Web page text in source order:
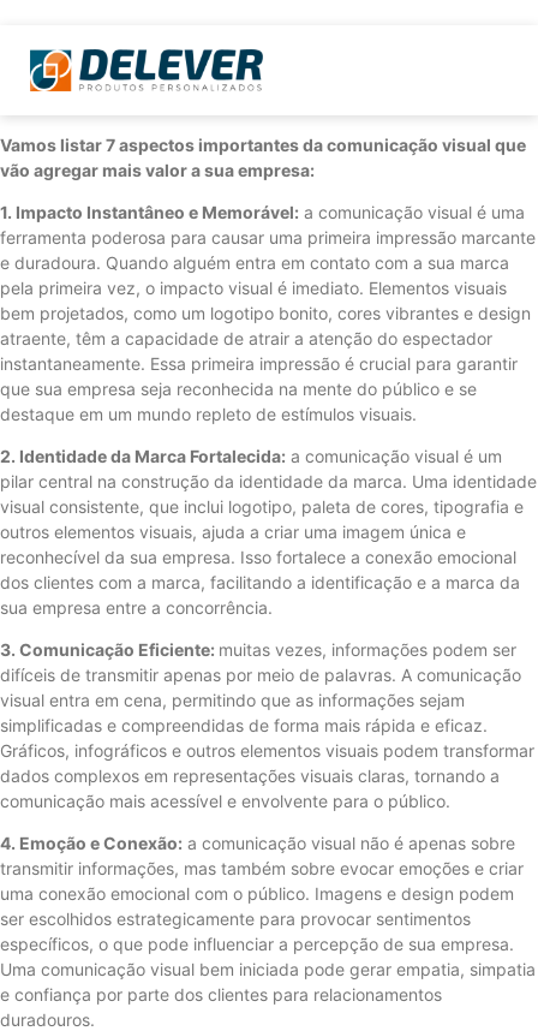
Vamos listar 7 aspectos importantes da comunicação visual que
vão agregar mais valor a sua empresa:
1. Impacto Instantâneo e Memorável: a comunicação visual é uma
ferramenta poderosa para causar uma primeira impressão marcante
e duradoura. Quando alguém entra em contato com a sua marca
pela primeira vez, o impacto visual é imediato. Elementos visuais
bem projetados, como um logotipo bonito, cores vibrantes e design
atraente, têm a capacidade de atrair a atenção do espectador
instantaneamente. Essa primeira impressão é crucial para garantir
que sua empresa seja reconhecida na mente do público e se
destaque em um mundo repleto de estímulos visuais.
2. Identidade da Marca Fortalecida: a comunicação visual é um
pilar central na construção da identidade da marca. Uma identidade
visual consistente, que inclui logotipo, paleta de cores, tipografia e
outros elementos visuais, ajuda a criar uma imagem única e
reconhecível da sua empresa. Isso fortalece a conexão emocional
dos clientes com a marca, facilitando a identificação e a marca da
sua empresa entre a concorrência.
3. Comunicação Eficiente: muitas vezes, informações podem ser
difíceis de transmitir apenas por meio de palavras. A comunicação
visual entra em cena, permitindo que as informações sejam
simplificadas e compreendidas de forma mais rápida e eficaz.
Gráficos, infográficos e outros elementos visuais podem transformar
dados complexos em representações visuais claras, tornando a
comunicação mais acessível e envolvente para o público.
4. Emoção e Conexão: a comunicação visual não é apenas sobre
transmitir informações, mas também sobre evocar emoções e criar
uma conexão emocional com o público. Imagens e design podem
ser escolhidos estrategicamente para provocar sentimentos
específicos, o que pode influenciar a percepção de sua empresa.
Uma comunicação visual bem iniciada pode gerar empatia, simpatia
e confiança por parte dos clientes para relacionamentos
duradouros.